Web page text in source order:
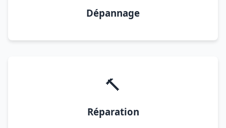
Dépannage
🔨
Réparation